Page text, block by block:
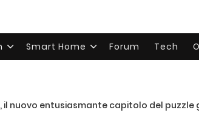
Smart Home Forum Tech
il nuovo entusiasmante capitolo del puzzle